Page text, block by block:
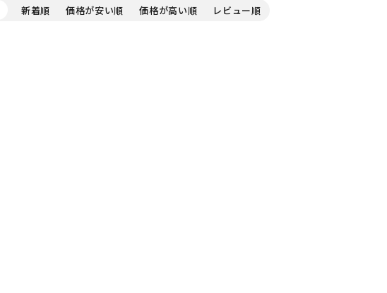
新着順 価格が安い順 価格が高い順 レビュー順